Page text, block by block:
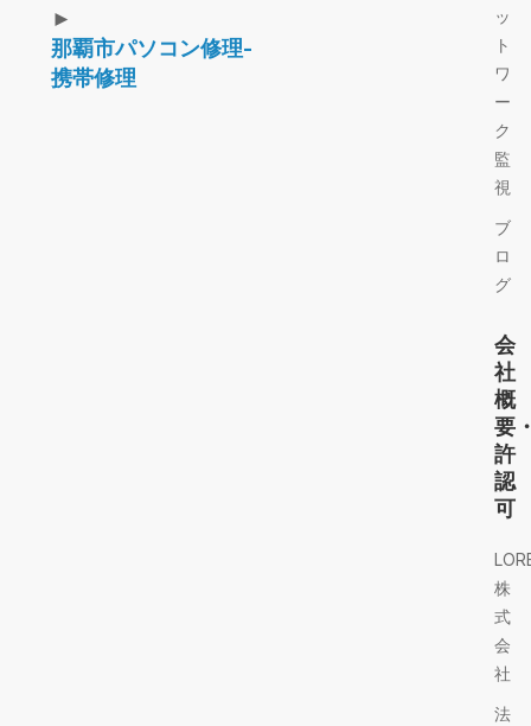
►
那覇市パソコン修理-
携帯修理
ッ
ト
ワ
ー
ク
監
視
ブ
ロ
グ
会
社
概
要
許
認
可
株
式
会
社
法